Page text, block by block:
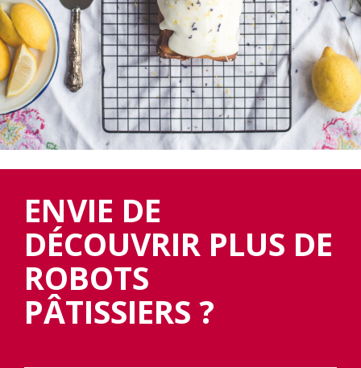
ENVIE DE
DÉCOUVRIR PLUS DE
ROBOTS
PÂTISSIERS ?